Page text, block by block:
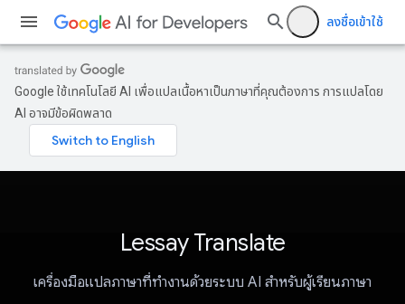
ลงชื่อเข้าใช้
Google ใช้เทคโนโลยี AI เพื่อแปลเนื้อหาเป็นภาษาที่คุณต้องการ การแปลโดย
AI อาจมีข้อผิดพลาด
Lessay Translate
เครื่องมือแปลภาษาที่ทำงานด้วยระบบ AI สําหรับผู้เรียนภาษา